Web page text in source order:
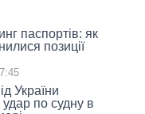
паспортів: як
позиції
України
удар по судну в